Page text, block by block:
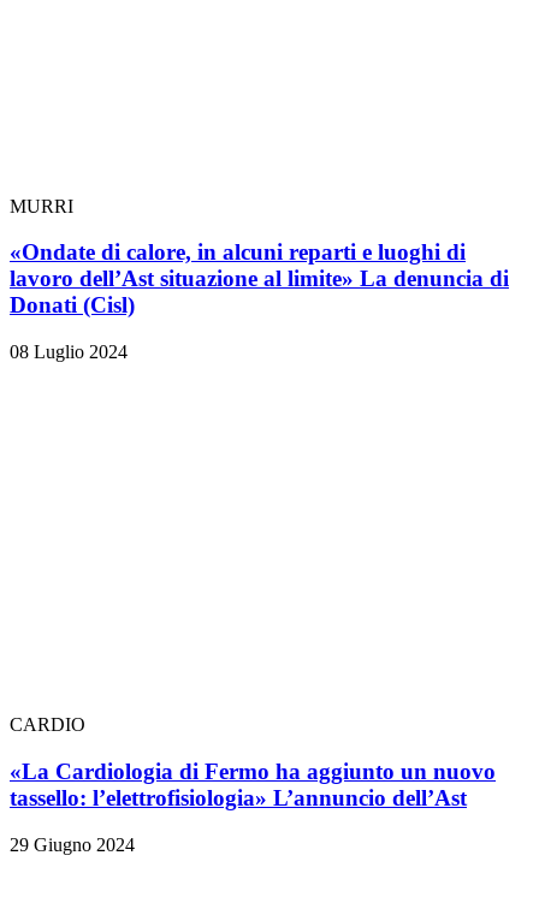
MURRI
«Ondate di calore, in alcuni reparti e luoghi di
lavoro dell’Ast situazione al limite» La denuncia di
Donati (Cisl)
08 Luglio 2024
CARDIO
«La Cardiologia di Fermo ha aggiunto un nuovo
tassello: l’elettrofisiologia» L’annuncio dell’Ast
29 Giugno 2024